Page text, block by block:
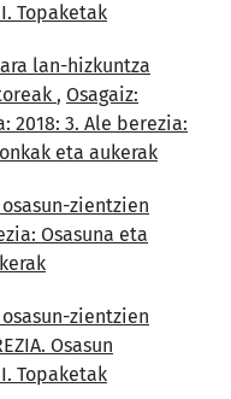
Topaketak
lan-hizkuntza
, Osagaiz:
2018: 3. Ale berezia:
eta aukerak
osasun-zientzien
Osasuna eta
osasun-zientzien
Osasun
Topaketak